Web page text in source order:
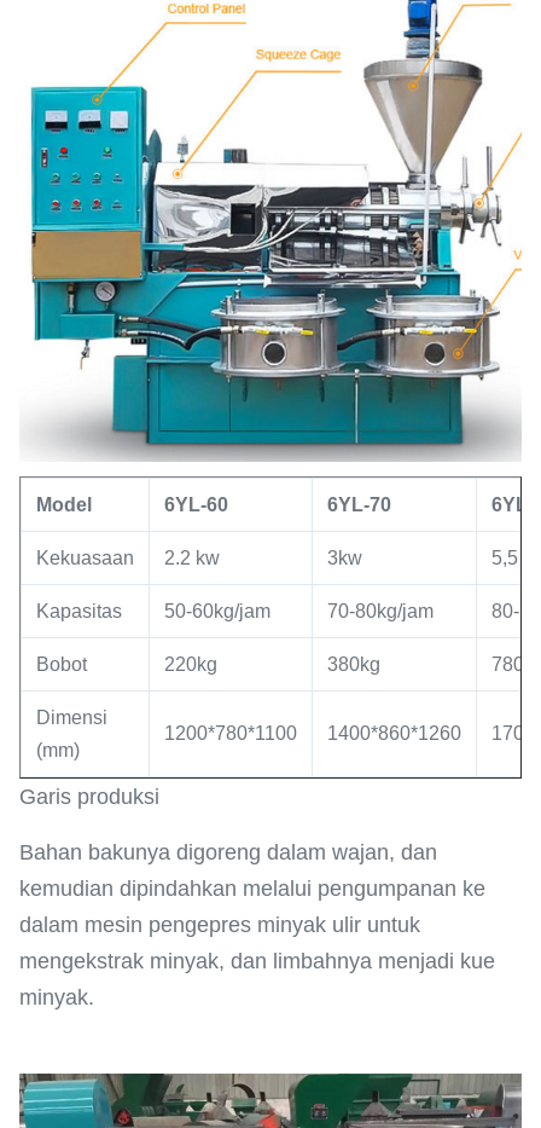
Model 6YL-60 6YL-70 6YL
Kekuasaan 2.2 kw 3kw 5,5
Kapasitas 50-60kg/jam 70-80kg/jam 80-
Bobot 220kg 380kg
Dimensi
(mm)
1200*780*1100 1400*860*1260
Garis produksi
Bahan bakunya digoreng dalam wajan, dan
kemudian dipindahkan melalui pengumpanan ke
dalam mesin pengepres minyak ulir untuk
mengekstrak minyak, dan limbahnya menjadi kue
minyak.